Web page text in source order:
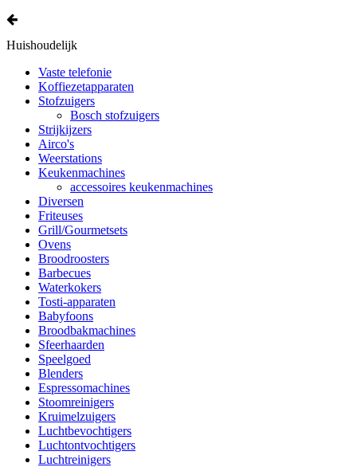
Huishoudelijk
Vaste telefonie
Koffiezetapparaten
Stofzuigers
Bosch stofzuigers
Strijkijzers
Airco's
Weerstations
Keukenmachines
accessoires keukenmachines
Diversen
Friteuses
Grill/Gourmetsets
Ovens
Broodroosters
Barbecues
Waterkokers
Tosti-apparaten
Babyfoons
Broodbakmachines
Sfeerhaarden
Speelgoed
Blenders
Espressomachines
Stoomreinigers
Kruimelzuigers
Luchtbevochtigers
Luchtontvochtigers
Luchtreinigers